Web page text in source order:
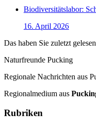
Biodiversitätslabor:
16. April 2026
Das haben Sie zuletzt gelesen
Naturfreunde Pucking
Regionale Nachrichten aus
Regionalmedium aus
Rubriken